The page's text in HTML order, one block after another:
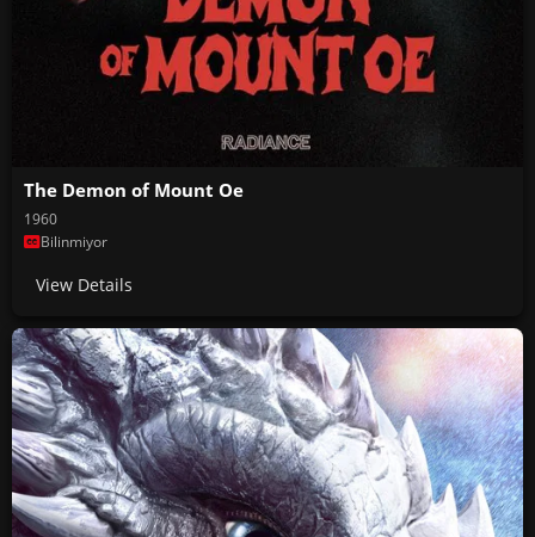
The Demon of Mount Oe
1960
Bilinmiyor
View Details